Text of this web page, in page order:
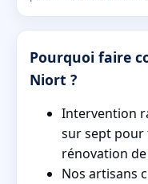
Pourquoi faire
Niort ?
Intervention
sur sept pour
rénovation
Nos artisans